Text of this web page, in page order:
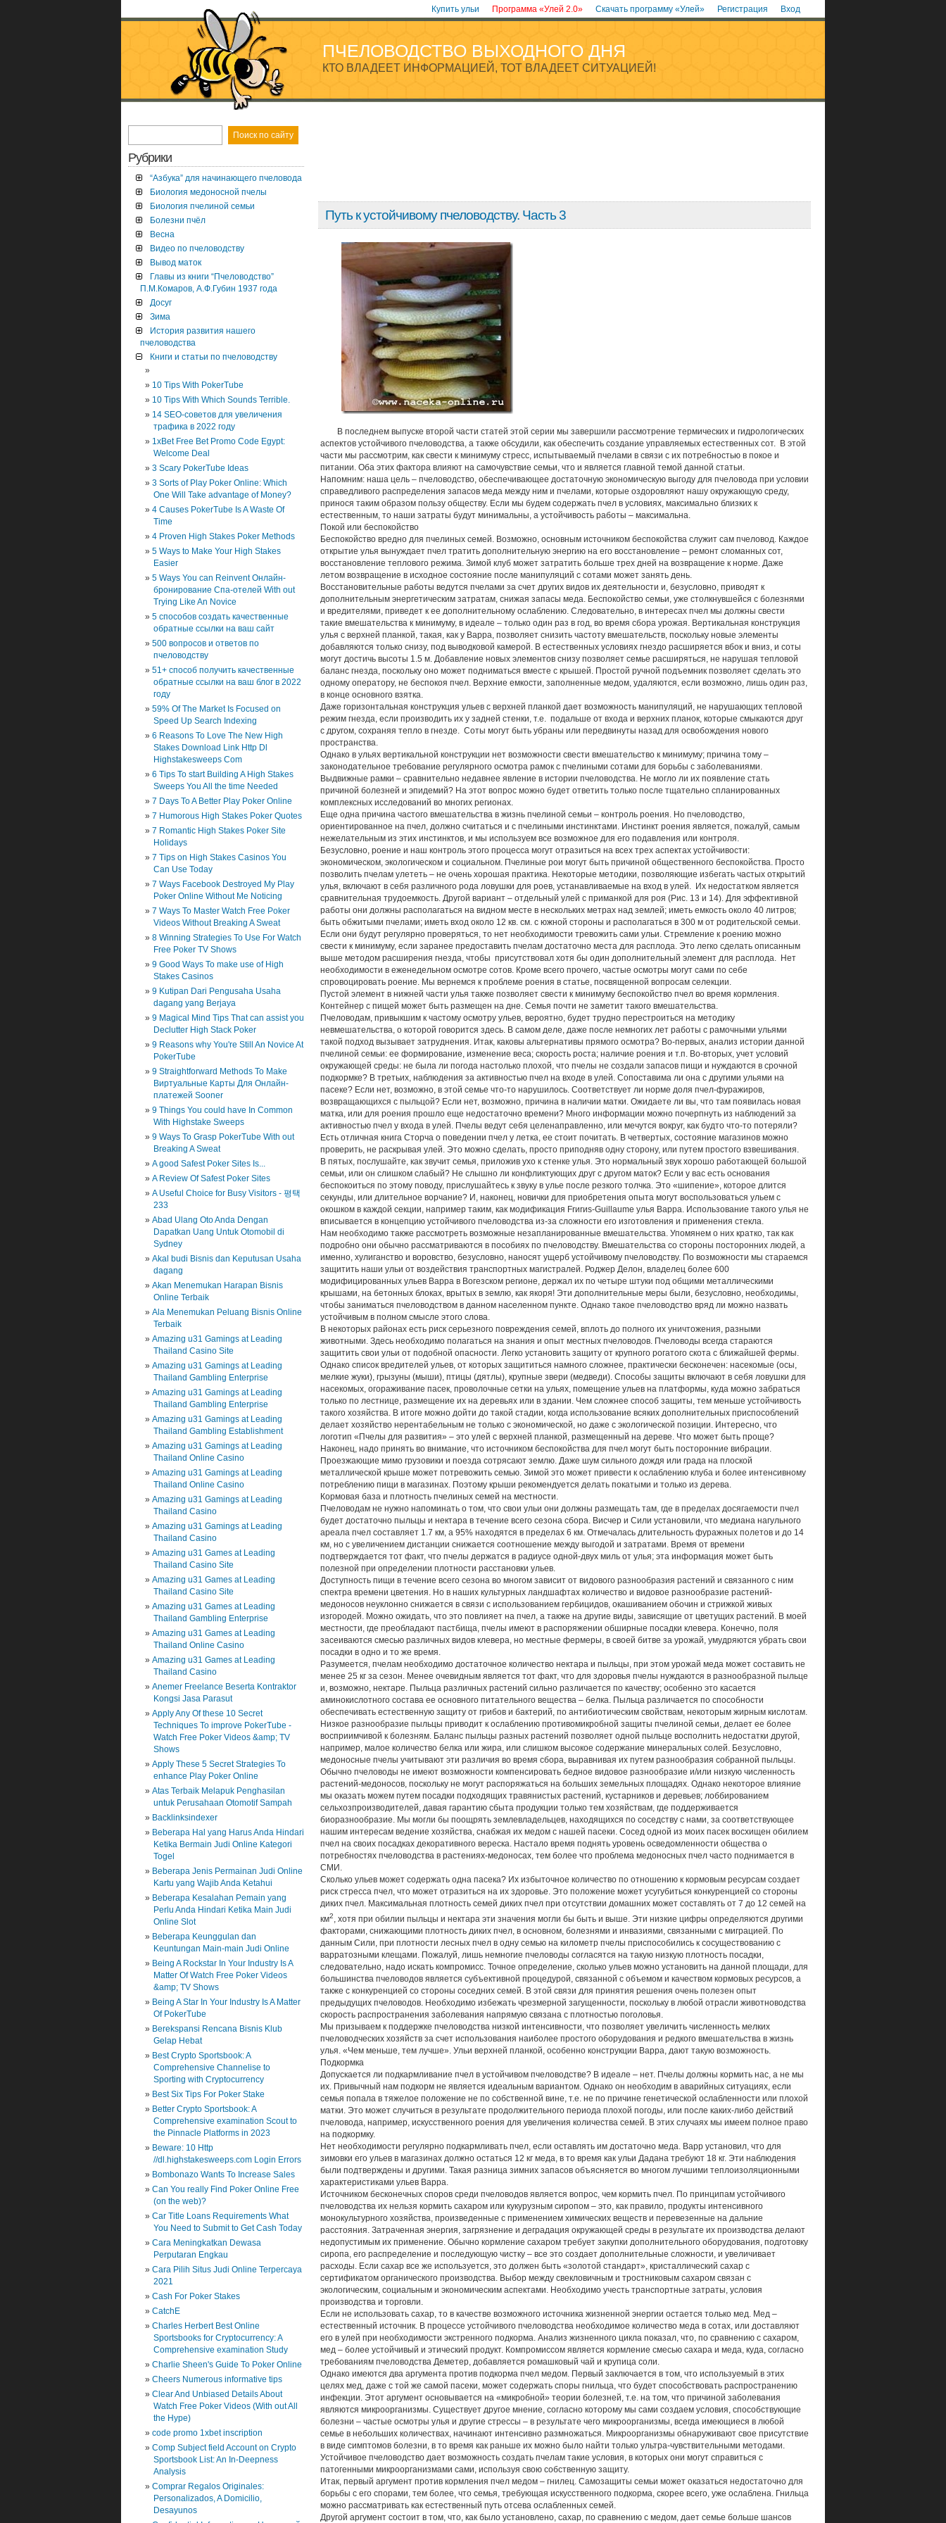
Купить ульи Программа «Улей 2.0» Скачать программу «Улей» Регистрация Вход
ПЧЕЛОВОДСТВО ВЫХОДНОГО ДНЯ
КТО ВЛАДЕЕТ ИНФОРМАЦИЕЙ, ТОТ ВЛАДЕЕТ СИТУАЦИЕЙ!
Путь к устойчивому пчеловодству. Часть 3
В последнем выпуске второй части статей этой серии мы завершили рассмотрение термических и гидрологических
аспектов устойчивого пчеловодства, а также обсудили, как обеспечить создание управляемых естественных сот. В этой
части мы рассмотрим, как свести к минимуму стресс, испытываемый пчелами в связи с их потребностью в покое и
питании. Оба этих фактора влияют на самочувствие семьи, что и является главной темой данной статьи.
Напомним: наша цель – пчеловодство, обеспечивающее достаточную экономическую выгоду для пчеловода при условии
справедливого распределения запасов меда между ним и пчелами, которые оздоровляют нашу окружающую среду,
принося таким образом пользу обществу. Если мы будем содержать пчел в условиях, максимально близких к
естественным, то наши затраты будут минимальны, а устойчивость работы – максимальна.
Покой или беспокойство
Беспокойство вредно для пчелиных семей. Возможно, основным источником беспокойства служит сам пчеловод. Каждое
открытие улья вынуждает пчел тратить дополнительную энергию на его восстановление – ремонт сломанных сот,
восстановление теплового режима. Зимой клуб может затратить больше трех дней на возвращение к норме. Даже
летом возвращение в исходное состояние после манипуляций с сотами может занять день.
Восстановительные работы ведутся пчелами за счет других видов их деятельности и, безусловно, приводят к
дополнительным энергетическим затратам, снижая запасы меда. Беспокойство семьи, уже столкнувшейся с болезнями
и вредителями, приведет к ее дополнительному ослаблению. Следовательно, в интересах пчел мы должны свести
такие вмешательства к минимуму, в идеале – только один раз в год, во время сбора урожая. Вертикальная конструкция
улья с верхней планкой, такая, как у Варра, позволяет снизить частоту вмешательств, поскольку новые элементы
добавляются только снизу, под выводковой камерой. В естественных условиях гнездо расширяется вбок и вниз, и соты
могут достичь высоты 1.5 м. Добавление новых элементов снизу позволяет семье расширяться, не нарушая тепловой
баланс гнезда, поскольку оно может подниматься вместе с крышей. Простой ручной подъемник позволяет сделать это
одному оператору, не беспокоя пчел. Верхние емкости, заполненные медом, удаляются, если возможно, лишь один раз,
в конце основного взятка.
Даже горизонтальная конструкция ульев с верхней планкой дает возможность манипуляций, не нарушающих тепловой
режим гнезда, если производить их у задней стенки, т.е. подальше от входа и верхних планок, которые смыкаются друг
с другом, сохраняя тепло в гнезде. Соты могут быть убраны или передвинуты назад для освобождения нового
пространства.
Однако в ульях вертикальной конструкции нет возможности свести вмешательство к минимуму; причина тому –
законодательное требование регулярного осмотра рамок с пчелиными сотами для борьбы с заболеваниями.
Выдвижные рамки – сравнительно недавнее явление в истории пчеловодства. Не могло ли их появление стать
причиной болезней и эпидемий? На этот вопрос можно будет ответить только после тщательно спланированных
комплексных исследований во многих регионах.
Еще одна причина частого вмешательства в жизнь пчелиной семьи – контроль роения. Но пчеловодство,
ориентированное на пчел, должно считаться и с пчелиными инстинктами. Инстинкт роения является, пожалуй, самым
нежелательным из этих инстинктов, и мы используем все возможное для его подавления или контроля.
Безусловно, роение и наш контроль этого процесса могут отразиться на всех трех аспектах устойчивости:
экономическом, экологическом и социальном. Пчелиные рои могут быть причиной общественного беспокойства. Просто
позволить пчелам улететь – не очень хорошая практика. Некоторые методики, позволяющие избегать частых открытий
улья, включают в себя различного рода ловушки для роев, устанавливаемые на вход в улей. Их недостатком является
сравнительная трудоемкость. Другой вариант – отдельный улей с приманкой для роя (Рис. 13 и 14). Для эффективной
работы они должны располагаться на видном месте в нескольких метрах над землей; иметь емкость около 40 литров;
быть обжитыми пчелами; иметь вход около 12 кв. см. с южной стороны и располагаться в 300 м от родительской семьи.
Если они будут регулярно проверяться, то нет необходимости тревожить сами ульи. Стремление к роению можно
свести к минимуму, если заранее предоставить пчелам достаточно места для расплода. Это легко сделать описанным
выше методом расширения гнезда, чтобы присутствовал хотя бы один дополнительный элемент для расплода. Нет
необходимости в еженедельном осмотре сотов. Кроме всего прочего, частые осмотры могут сами по себе
спровоцировать роение. Мы вернемся к проблеме роения в статье, посвященной вопросам селекции.
Пустой элемент в нижней части улья также позволяет свести к минимуму беспокойство пчел во время кормления.
Контейнер с пищей может быть размещен на дне. Семья почти не заметит такого вмешательства.
Пчеловодам, привыкшим к частому осмотру ульев, вероятно, будет трудно перестроиться на методику
невмешательства, о которой говорится здесь. В самом деле, даже после немногих лет работы с рамочными ульями
такой подход вызывает затруднения. Итак, каковы альтернативы прямого осмотра? Во-первых, анализ истории данной
пчелиной семьи: ее формирование, изменение веса; скорость роста; наличие роения и т.п. Во-вторых, учет условий
окружающей среды: не была ли погода настолько плохой, что пчелы не создали запасов пищи и нуждаются в срочной
подкормке? В третьих, наблюдения за активностью пчел на входе в улей. Сопоставима ли она с другими ульями на
пасеке? Если нет, возможно, в этой семье что-то нарушилось. Соответствует ли норме доля пчел-фуражиров,
возвращающихся с пыльцой? Если нет, возможно, причина в наличии матки. Ожидаете ли вы, что там появилась новая
матка, или для роения прошло еще недостаточно времени? Много информации можно почерпнуть из наблюдений за
активностью пчел у входа в улей. Пчелы ведут себя целенаправленно, или мечутся вокруг, как будто что-то потеряли?
Есть отличная книга Сторча о поведении пчел у летка, ее стоит почитать. В четвертых, состояние магазинов можно
проверить, не раскрывая улей. Это можно сделать, просто приподняв одну сторону, или путем простого взвешивания.
В пятых, послушайте, как звучит семья, приложив ухо к стенке улья. Это нормальный звук хорошо работающей большой
семьи, или он слишком слабый? Не слышно ли конфликтующих друг с другом маток? Если у вас есть основания
беспокоиться по этому поводу, прислушайтесь к звуку в улье после резкого толчка. Это «шипение», которое длится
секунды, или длительное ворчание? И, наконец, новички для приобретения опыта могут воспользоваться ульем с
окошком в каждой секции, например таким, как модификация Frиrиs-Guillaume улья Варра. Использование такого улья не
вписывается в концепцию устойчивого пчеловодства из-за сложности его изготовления и применения стекла.
Нам необходимо также рассмотреть возможные незапланированные вмешательства. Упомянем о них кратко, так как
подробно они обычно рассматриваются в пособиях по пчеловодству. Вмешательства со стороны посторонних людей, а
именно, хулиганство и воровство, безусловно, наносят ущерб устойчивому пчеловодству. По возможности мы стараемся
защитить наши ульи от воздействия транспортных магистралей. Роджер Делон, владелец более 600
модифицированных ульев Варра в Вогезском регионе, держал их по четыре штуки под общими металлическими
крышами, на бетонных блоках, врытых в землю, как якоря! Эти дополнительные меры были, безусловно, необходимы,
чтобы заниматься пчеловодством в данном населенном пункте. Однако такое пчеловодство вряд ли можно назвать
устойчивым в полном смысле этого слова.
В некоторых районах есть риск серьезного повреждения семей, вплоть до полного их уничтожения, разными
животными. Здесь необходимо полагаться на знания и опыт местных пчеловодов. Пчеловоды всегда стараются
защитить свои ульи от подобной опасности. Легко установить защиту от крупного рогатого скота с ближайшей фермы.
Однако список вредителей ульев, от которых защититься намного сложнее, практически бесконечен: насекомые (осы,
мелкие жуки), грызуны (мыши), птицы (дятлы), крупные звери (медведи). Способы защиты включают в себя ловушки для
насекомых, огораживание пасек, проволочные сетки на ульях, помещение ульев на платформы, куда можно забраться
только по лестнице, размещение их на деревьях или в здании. Чем сложнее способ защиты, тем меньше устойчивость
такого хозяйства. В итоге можно дойти до такой стадии, когда использование всяких дополнительных приспособлений
делает хозяйство нерентабельным не только с экономической, но даже с экологической позиции. Интересно, что
логотип «Пчелы для развития» – это улей с верхней планкой, размещенный на дереве. Что может быть проще?
Наконец, надо принять во внимание, что источником беспокойства для пчел могут быть посторонние вибрации.
Проезжающие мимо грузовики и поезда сотрясают землю. Даже шум сильного дождя или града на плоской
металлической крыше может потревожить семью. Зимой это может привести к ослаблению клуба и более интенсивному
потреблению пищи в магазинах. Поэтому крыши рекомендуется делать покатыми и только из дерева.
Кормовая база и плотность пчелиных семей на местности.
Пчеловодам не нужно напоминать о том, что свои ульи они должны размещать там, где в пределах досягаемости пчел
будет достаточно пыльцы и нектара в течение всего сезона сбора. Висчер и Сили установили, что медиана нагульного
ареала пчел составляет 1.7 км, а 95% находятся в пределах 6 км. Отмечалась длительность фуражных полетов и до 14
км, но с увеличением дистанции снижается соотношение между выгодой и затратами. Время от времени
подтверждается тот факт, что пчелы держатся в радиусе одной-двух миль от улья; эта информация может быть
полезной при определении плотности расстановки ульев.
Доступность пищи в течение всего сезона во многом зависит от видового разнообразия растений и связанного с ним
спектра времени цветения. Но в наших культурных ландшафтах количество и видовое разнообразие растений-
медоносов неуклонно снижается в связи с использованием гербицидов, окашиванием обочин и стрижкой живых
изгородей. Можно ожидать, что это повлияет на пчел, а также на другие виды, зависящие от цветущих растений. В моей
местности, где преобладают пастбища, пчелы имеют в распоряжении обширные посадки клевера. Конечно, поля
засеиваются смесью различных видов клевера, но местные фермеры, в своей битве за урожай, умудряются убрать свои
посадки в одно и то же время.
Разумеется, пчелам необходимо достаточное количество нектара и пыльцы, при этом урожай меда может составить не
менее 25 кг за сезон. Менее очевидным является тот факт, что для здоровья пчелы нуждаются в разнообразной пыльце
и, возможно, нектаре. Пыльца различных растений сильно различается по качеству; особенно это касается
аминокислотного состава ее основного питательного вещества – белка. Пыльца различается по способности
обеспечивать естественную защиту от грибов и бактерий, по антибиотическим свойствам, некоторым жирным кислотам.
Низкое разнообразие пыльцы приводит к ослаблению противомикробной защиты пчелиной семьи, делает ее более
восприимчивой к болезням. Баланс пыльцы разных растений позволяет одной пыльце восполнить недостатки другой,
например, малое количество белка или жира, или слишком высокое содержание минеральных солей. Безусловно,
медоносные пчелы учитывают эти различия во время сбора, выравнивая их путем разнообразия собранной пыльцы.
Обычно пчеловоды не имеют возможности компенсировать бедное видовое разнообразие и/или низкую численность
растений-медоносов, поскольку не могут распоряжаться на больших земельных площадях. Однако некоторое влияние
мы оказать можем путем посадки подходящих травянистых растений, кустарников и деревьев; лоббированием
сельхозпроизводителей, давая гарантию сбыта продукции только тем хозяйствам, где поддерживается
биоразнообразие. Мы могли бы поощрять землевладельцев, находящихся по соседству с нами, за соответствующее
нашим интересам ведение хозяйства, снабжая их медом с нашей пасеки. Сосед одной из моих пасек восхищен обилием
пчел на своих посадках декоративного вереска. Настало время поднять уровень осведомленности общества о
потребностях пчеловодства в растениях-медоносах, тем более что проблема медоносных пчел часто поднимается в
СМИ.
Сколько ульев может содержать одна пасека? Их избыточное количество по отношению к кормовым ресурсам создает
риск стресса пчел, что может отразиться на их здоровье. Это положение может усугубиться конкуренцией со стороны
диких пчел. Максимальная плотность семей диких пчел при отсутствии домашних может составлять от 7 до 12 семей на
км2, хотя при обилии пыльцы и нектара эти значения могли бы быть и выше. Эти низкие цифры определяются другими
факторами, снижающими плотность диких пчел, в основном, болезнями и инвазиями, связанными с миграцией. По
данным Сили, при плотности лесных пчел в одну семью на километр пчелы приспособились к сосуществованию с
варратозными клещами. Пожалуй, лишь немногие пчеловоды согласятся на такую низкую плотность посадки,
следовательно, надо искать компромисс. Точное определение, сколько ульев можно установить на данной площади, для
большинства пчеловодов является субъективной процедурой, связанной с объемом и качеством кормовых ресурсов, а
также с конкуренцией со стороны соседних семей. В этой связи для принятия решения очень полезен опыт
предыдущих пчеловодов. Необходимо избежать чрезмерной загущенности, поскольку в любой отрасли животноводства
скорость распространения заболевания напрямую связана с плотностью поголовья.
Мы призываем к поддержке пчеловодства низкой интенсивности, что позволяет увеличить численность мелких
пчеловодческих хозяйств за счет использования наиболее простого оборудования и редкого вмешательства в жизнь
улья. «Чем меньше, тем лучше». Ульи верхней планкой, особенно конструкции Варра, дают такую возможность.
Подкормка
Допускается ли подкармливание пчел в устойчивом пчеловодстве? В идеале – нет. Пчелы должны кормить нас, а не мы
их. Привычный нам подкорм не является идеальным вариантом. Однако он необходим в аварийных ситуациях, если
семья попала в тяжелое положение не по собственной вине, т.е. не по причине генетической ослабленности или плохой
матки. Это может случиться в результате продолжительного периода плохой погоды, или после каких-либо действий
пчеловода, например, искусственного роения для увеличения количества семей. В этих случаях мы имеем полное право
на подкормку.
Нет необходимости регулярно подкармливать пчел, если оставлять им достаточно меда. Варр установил, что для
зимовки его ульев в магазинах должно остаться 12 кг меда, в то время как ульи Дадана требуют 18 кг. Эти наблюдения
были подтверждены и другими. Такая разница зимних запасов объясняется во многом лучшими теплоизоляционными
характеристиками ульев Варра.
Источником бесконечных споров среди пчеловодов является вопрос, чем кормить пчел. По принципам устойчивого
пчеловодства их нельзя кормить сахаром или кукурузным сиропом – это, как правило, продукты интенсивного
монокультурного хозяйства, произведенные с применением химических веществ и перевезенные на дальние
расстояния. Затраченная энергия, загрязнение и деградация окружающей среды в результате их производства делают
недопустимым их применение. Обычно кормление сахаром требует закупки дополнительного оборудования, подготовку
сиропа, его распределение и последующую чистку – все это создает дополнительные сложности, и увеличивает
расходы. Если сахар все же используется, это должен быть «золотой стандарт», кристаллический сахар с
сертификатом органического производства. Выбор между свекловичным и тростниковым сахаром связан с
экологическим, социальным и экономическим аспектами. Необходимо учесть транспортные затраты, условия
производства и торговли.
Если не использовать сахар, то в качестве возможного источника жизненной энергии остается только мед. Мед –
естественный источник. В процессе устойчивого пчеловодства необходимое количество меда в сотах, или доставляют
его в улей при необходимости экстренного подкорма. Анализ жизненного цикла показал, что, по сравнению с сахаром,
мед – более устойчивый и этический продукт. Компромиссом является кормление смесью сахара и меда, куда, согласно
требованиям пчеловодства Деметер, добавляется ромашковый чай и крупица соли.
Однако имеются два аргумента против подкорма пчел медом. Первый заключается в том, что используемый в этих
целях мед, даже с той же самой пасеки, может содержать споры гнильца, что будет способствовать распространению
инфекции. Этот аргумент основывается на «микробной» теории болезней, т.е. на том, что причиной заболевания
являются микроорганизмы. Существует другое мнение, согласно которому мы сами создаем условия, способствующие
болезни – частые осмотры улья и другие стрессы – в результате чего микроорганизмы, всегда имеющиеся в любой
семье в небольших количествах, начинают интенсивно размножаться. Микроорганизмы обнаруживают свое присутствие
в виде симптомов болезни, в то время как раньше их можно было найти только ультра-чувствительными методами.
Устойчивое пчеловодство дает возможность создать пчелам такие условия, в которых они могут справиться с
патогенными микроорганизмами сами, используя свою собственную защиту.
Итак, первый аргумент против кормления пчел медом – гнилец. Самозащиты семьи может оказаться недостаточно для
борьбы с его спорами, тем более, что семья, требующая искусственного подкорма, скорее всего, уже ослаблена. Гнильца
можно рассматривать как естественный путь отсева ослабленных семей.
Другой аргумент состоит в том, что, как было установлено, сахар, по сравнению с медом, дает семье больше шансов
Рубрики
“Азбука” для начинающего пчеловода
Биология медоносной пчелы
Биология пчелиной семьи
Болезни пчёл
Весна
Видео по пчеловодству
Вывод маток
Главы из книги “Пчеловодство”
П.М.Комаров, А.Ф.Губин 1937 года
Досуг
Зима
История развития нашего
пчеловодства
Книги и статьи по пчеловодству
10 Tips With PokerTube
10 Tips With Which Sounds Terrible.
14 SEO-советов для увеличения
трафика в 2022 году
1xBet Free Bet Promo Code Egypt:
Welcome Deal
3 Scary PokerTube Ideas
3 Sorts of Play Poker Online: Which
One Will Take advantage of Money?
4 Causes PokerTube Is A Waste Of
Time
4 Proven High Stakes Poker Methods
5 Ways to Make Your High Stakes
Easier
5 Ways You can Reinvent Онлайн-
бронирование Спа-отелей With out
Trying Like An Novice
5 способов создать качественные
обратные ссылки на ваш сайт
500 вопросов и ответов по
пчеловодству
51+ способ получить качественные
обратные ссылки на ваш блог в 2022
году
59% Of The Market Is Focused on
Speed Up Search Indexing
6 Reasons To Love The New High
Stakes Download Link Http Dl
Highstakesweeps Com
6 Tips To start Building A High Stakes
Sweeps You All the time Needed
7 Days To A Better Play Poker Online
7 Humorous High Stakes Poker Quotes
7 Romantic High Stakes Poker Site
Holidays
7 Tips on High Stakes Casinos You
Can Use Today
7 Ways Facebook Destroyed My Play
Poker Online Without Me Noticing
7 Ways To Master Watch Free Poker
Videos Without Breaking A Sweat
8 Winning Strategies To Use For Watch
Free Poker TV Shows
9 Good Ways To make use of High
Stakes Casinos
9 Kutipan Dari Pengusaha Usaha
dagang yang Berjaya
9 Magical Mind Tips That can assist you
Declutter High Stack Poker
9 Reasons why You're Still An Novice At
PokerTube
9 Straightforward Methods To Make
Виртуальные Карты Для Онлайн-
платежей Sooner
9 Things You could have In Common
With Highstake Sweeps
9 Ways To Grasp PokerTube With out
Breaking A Sweat
A good Safest Poker Sites Is...
A Review Of Safest Poker Sites
A Useful Choice for Busy Visitors - 평택
233
Abad Ulang Oto Anda Dengan
Dapatkan Uang Untuk Otomobil di
Sydney
Akal budi Bisnis dan Keputusan Usaha
dagang
Akan Menemukan Harapan Bisnis
Online Terbaik
Ala Menemukan Peluang Bisnis Online
Terbaik
Amazing u31 Gamings at Leading
Thailand Casino Site
Amazing u31 Gamings at Leading
Thailand Gambling Enterprise
Amazing u31 Gamings at Leading
Thailand Gambling Enterprise
Amazing u31 Gamings at Leading
Thailand Gambling Establishment
Amazing u31 Gamings at Leading
Thailand Online Casino
Amazing u31 Gamings at Leading
Thailand Online Casino
Amazing u31 Gamings at Leading
Thailand Casino
Amazing u31 Gamings at Leading
Thailand Casino
Amazing u31 Games at Leading
Thailand Casino Site
Amazing u31 Games at Leading
Thailand Casino Site
Amazing u31 Games at Leading
Thailand Gambling Enterprise
Amazing u31 Games at Leading
Thailand Online Casino
Amazing u31 Games at Leading
Thailand Casino
Anemer Freelance Beserta Kontraktor
Kongsi Jasa Parasut
Apply Any Of these 10 Secret
Techniques To improve PokerTube -
Watch Free Poker Videos &amp; TV
Shows
Apply These 5 Secret Strategies To
enhance Play Poker Online
Atas Terbaik Melapuk Penghasilan
untuk Perusahaan Otomotif Sampah
Backlinksindexer
Beberapa Hal yang Harus Anda Hindari
Ketika Bermain Judi Online Kategori
Togel
Beberapa Jenis Permainan Judi Online
Kartu yang Wajib Anda Ketahui
Beberapa Kesalahan Pemain yang
Perlu Anda Hindari Ketika Main Judi
Online Slot
Beberapa Keunggulan dan
Keuntungan Main-main Judi Online
Being A Rockstar In Your Industry Is A
Matter Of Watch Free Poker Videos
&amp; TV Shows
Being A Star In Your Industry Is A Matter
Of PokerTube
Berekspansi Rencana Bisnis Klub
Gelap Hebat
Best Crypto Sportsbook: A
Comprehensive Channelise to
Sporting with Cryptocurrency
Best Six Tips For Poker Stake
Better Crypto Sportsbook: A
Comprehensive examination Scout to
the Pinnacle Platforms in 2023
Beware: 10 Http
//dl.highstakesweeps.com Login Errors
Bombonazo Wants To Increase Sales
Can You really Find Poker Online Free
(on the web)?
Car Title Loans Requirements What
You Need to Submit to Get Cash Today
Cara Meningkatkan Dewasa
Perputaran Engkau
Cara Pilih Situs Judi Online Terpercaya
2021
Cash For Poker Stakes
CatchE
Charles Herbert Best Online
Sportsbooks for Cryptocurrency: A
Comprehensive examination Study
Charlie Sheen's Guide To Poker Online
Cheers Numerous informative tips
Clear And Unbiased Details About
Watch Free Poker Videos (With out All
the Hype)
code promo 1xbet inscription
Comp Subject field Account on Crypto
Sportsbook List: An In-Deepness
Analysis
Comprar Regalos Originales:
Personalizados, A Domicilio,
Desayunos